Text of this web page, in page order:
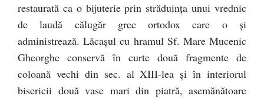
restaurată ca o bijuterie prin străduinţa unui vrednic
de laudă călugăr grec ortodox care o şi
administrează. Lăcaşul cu hramul Sf. Mare Mucenic
Gheorghe conservă în curte două fragmente de
coloană vechi din sec. al XIII-lea şi în interiorul
bisericii două vase mari din piatră, asemănătoare